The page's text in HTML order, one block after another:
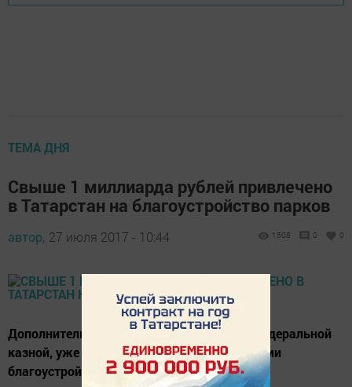
ТЕМА ДНЯ
Свыше 1 миллиарда рублей привлечено
в Татарстан на благоустройство парков
автор, 27 июля 2017 - 10:44 1508 0 0
Дополнительные средства, выделенные федеральной
казной, уже распределены между объектами
благоустройства в республике.